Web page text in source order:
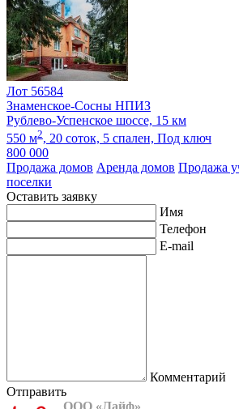
Лот 56584
Знаменское-Сосны НПИЗ
Рублево-Успенское шоссе, 15 км
550 м2, 20 соток, 5 спален, Под ключ
800 000
Продажа домов Аренда домов Продажа
поселки
Оставить заявку
Имя
Телефон
E-mail
Комментарий
Отправить